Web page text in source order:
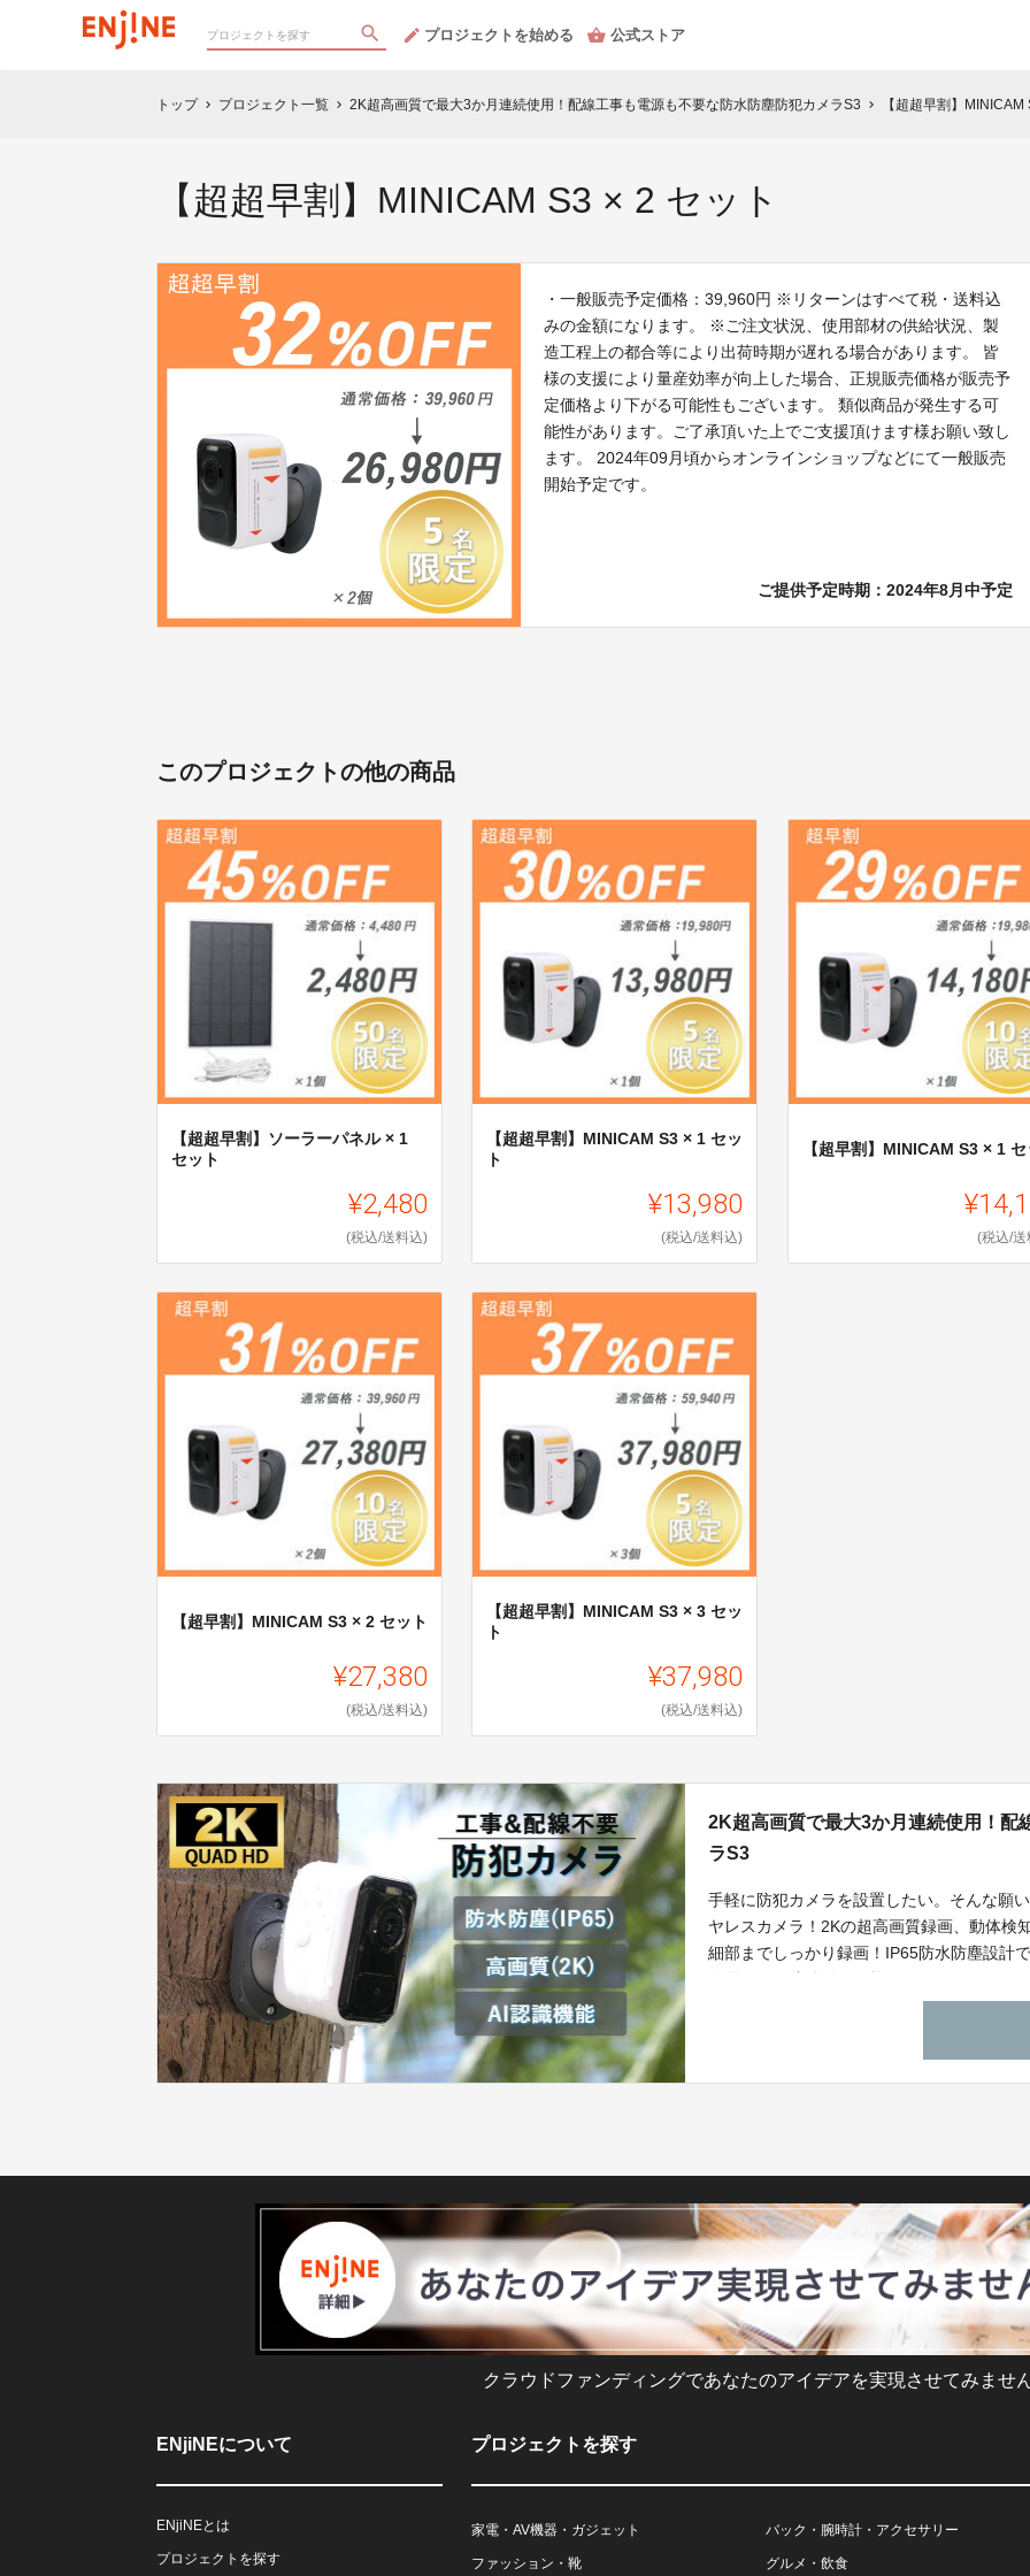
プロジェクトを始める 公式ストア
トップ chevron_right プロジェクト一覧 chevron_right 2K超高画質で最大3か月連続使用！配線工事も電源も不要な防水防塵防犯カメラS3 chevron_right 【超超早割】
【超超早割】MINICAM S3 × 2 セット
・一般販売予定価格：39,960円 ※リターンはすべて税・送料込
みの金額になります。 ※ご注文状況、使用部材の供給状況、製
造工程上の都合等により出荷時期が遅れる場合があります。 皆
様の支援により量産効率が向上した場合、正規販売価格が販売予
定価格より下がる可能性もございます。 類似商品が発生する可
能性があります。ご了承頂いた上でご支援頂けます様お願い致し
ます。 2024年09月頃からオンラインショップなどにて一般販売
開始予定です。
ご提供予定時期：2024年8月中予定
このプロジェクトの他の商品
【超超早割】ソーラーパネル × 1
セット
¥2,480
(税込/送料込)
【超超早割】MINICAM S3 × 1 セッ
ト
¥13,980
(税込/送料込)
【超早割】MINICAM S3 × 1
(税込/送
【超早割】MINICAM S3 × 2 セット
¥27,380
(税込/送料込)
【超超早割】MINICAM S3 × 3 セッ
ト
¥37,980
(税込/送料込)
2K超高画質で最大3か月連続使用！配
ラS3
手軽に防犯カメラを設置したい。そんな願
ヤレスカメラ！2Kの超高画質録画、動体検
細部までしっかり録画！IP65防水防塵設計
クラウドファンディングであなたのアイデアを実現させてみませ
ENjiNEについて
ENjiNEとは
プロジェクトを探す
プロジェクトを探す
家電・AV機器・ガジェット バック・腕時計・アクセサリー
ファッション・靴 グルメ・飲食